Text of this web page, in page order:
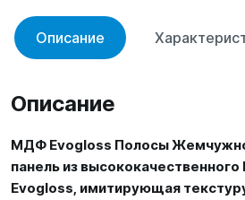
Описание
Описание
МДФ Evogloss Полосы
панель из
Evogloss, имитирующая